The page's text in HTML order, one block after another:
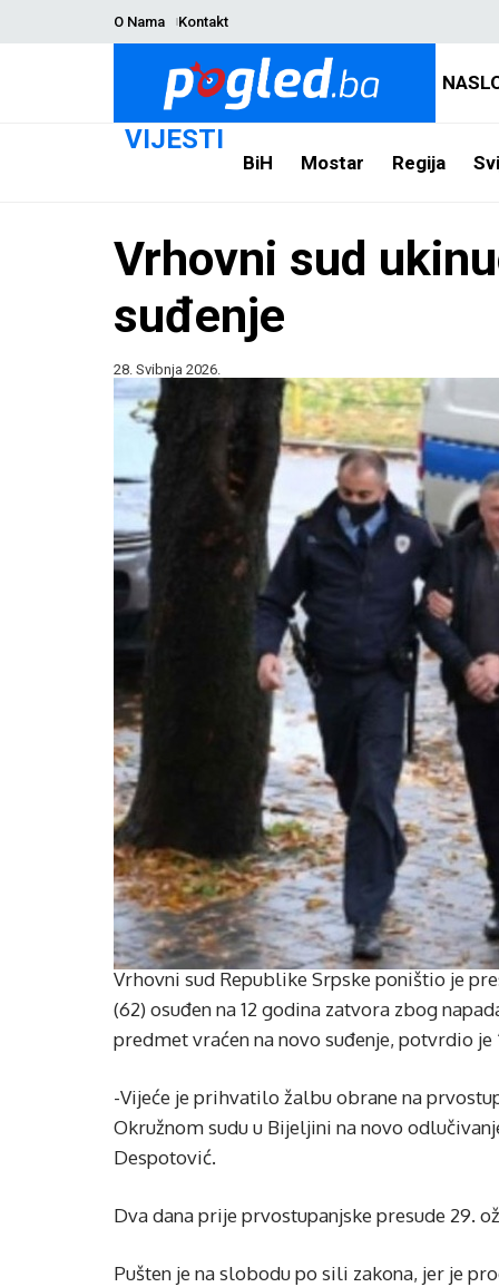
O Nama Kontakt
VIJESTI
BiH Mostar Regija
Vrhovni sud
suđenje
28. Svibnja 2026.
Vrhovni sud Republike Srpske poništio je
(62) osuđen na 12 godina zatvora zbog
predmet vraćen na novo suđenje, potvrdio je
-Vijeće je prihvatilo žalbu obrane na
Okružnom sudu u Bijeljini na novo
Despotović.
Dva dana prije prvostupanjske presude 29.
Pušten je na slobodu po sili zakona, jer je